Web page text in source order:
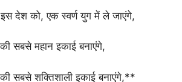
देश को, एक स्वर्ण युग में ले जाएंगे,
सबसे महान इकाई बनाएंगे,
सबसे शक्तिशाली इकाई बनाएंगे,**